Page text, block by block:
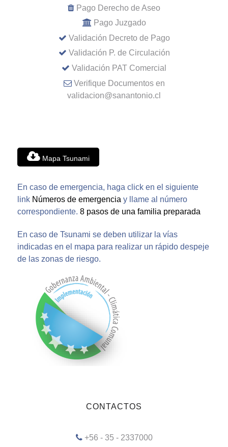
Pago Derecho de Aseo
Pago Juzgado
Validación Decreto de Pago
Validación P. de Circulación
Validación PAT Comercial
Verifique Documentos en
validacion@sanantonio.cl
Mapa Tsunami
En caso de emergencia, haga click en el siguiente
link Números de emergencia y llame al número
correspondiente. 8 pasos de una familia preparada
En caso de Tsunami se deben utilizar la vías
indicadas en el mapa para realizar un rápido despeje
de las zonas de riesgo.
CONTACTOS
+56 - 35 - 2337000